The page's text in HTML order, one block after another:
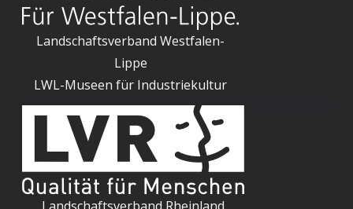
Landschaftsverband Westfalen-
Lippe
LWL-Museen für Industriekultur